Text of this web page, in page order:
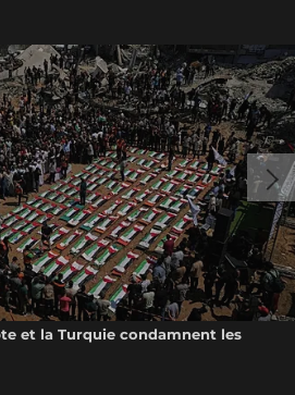
et la Turquie condamnent les